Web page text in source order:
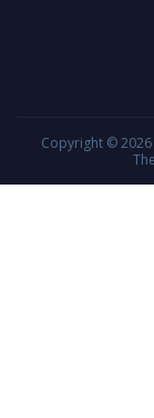
Copyright © 2026